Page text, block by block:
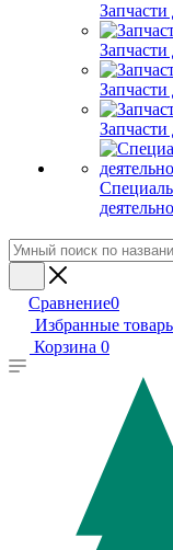
Запчасти
Запчасти
Сравнение0
Избранные
Корзина 0